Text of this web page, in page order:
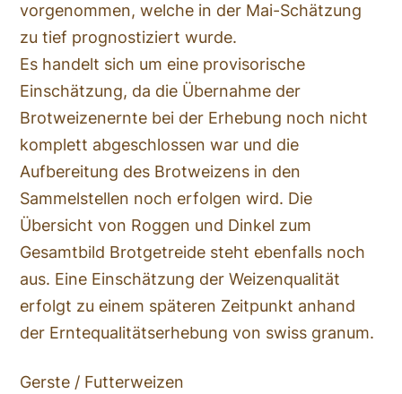
vorgenommen, welche in der Mai-Schätzung
zu tief prognostiziert wurde.
Es handelt sich um eine provisorische
Einschätzung, da die Übernahme der
Brotweizenernte bei der Erhebung noch nicht
komplett abgeschlossen war und die
Aufbereitung des Brotweizens in den
Sammelstellen noch erfolgen wird. Die
Übersicht von Roggen und Dinkel zum
Gesamtbild Brotgetreide steht ebenfalls noch
aus. Eine Einschätzung der Weizenqualität
erfolgt zu einem späteren Zeitpunkt anhand
der Erntequalitätserhebung von swiss granum.
Gerste / Futterweizen